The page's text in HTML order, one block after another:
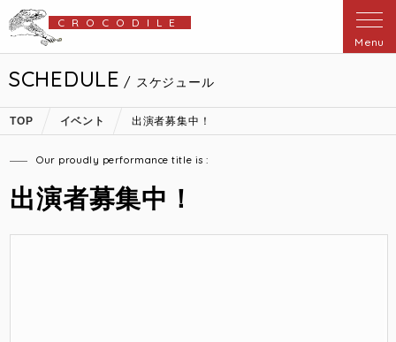
CROCODILE
Menu
SCHEDULE / スケジュール
TOP イベント 出演者募集中！
Our proudly performance title is :
出演者募集中！